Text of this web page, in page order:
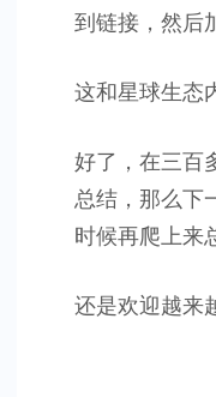
到链接，然后
这和星球生态
好了，在三百
总结，那么下
时候再爬上来
还是欢迎越来